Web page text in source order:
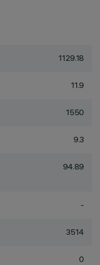
1129.18
11.9
1550
9.3
94.89
-
3514
0